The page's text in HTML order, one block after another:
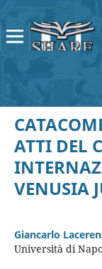
ATTI DEL
VENUSIA
Giancarlo
Università di